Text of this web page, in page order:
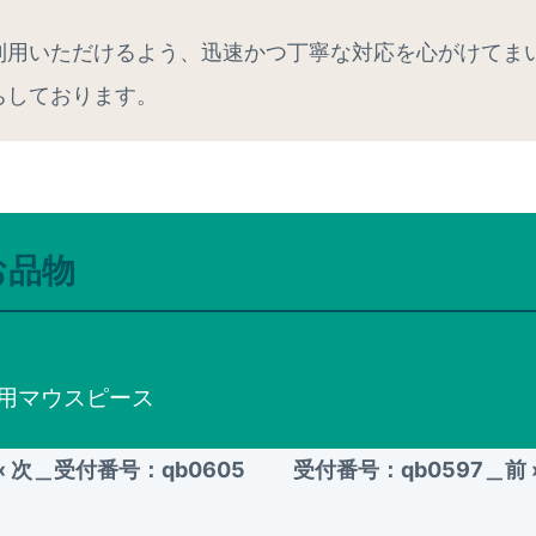
いただけるよう、迅速かつ丁寧な対応を心がけてま
ております。
物
マウスピース
次＿受付番号：qb0605 受付番号：qb0597＿前